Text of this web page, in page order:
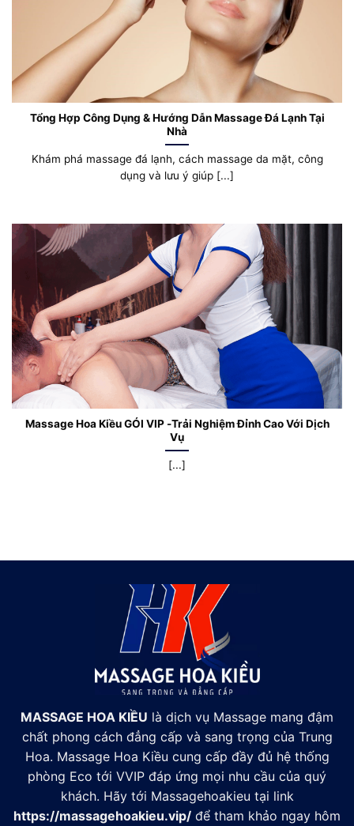
Tổng Hợp Công Dụng & Hướng Dẫn Massage Đá Lạnh Tại
Nhà
Khám phá massage đá lạnh, cách massage da mặt, công
dụng và lưu ý giúp [...]
Massage Hoa Kiều GÓI VIP -Trải Nghiệm Đỉnh Cao Với Dịch
Vụ
[...]
MASSAGE HOA KIỀU là dịch vụ Massage mang đậm
chất phong cách đẳng cấp và sang trọng của Trung
Hoa. Massage Hoa Kiều cung cấp đầy đủ hệ thống
phòng Eco tới VVIP đáp ứng mọi nhu cầu của quý
khách. Hãy tới Massagehoakieu tại link
https://massagehoakieu.vip/ để tham khảo ngay hôm